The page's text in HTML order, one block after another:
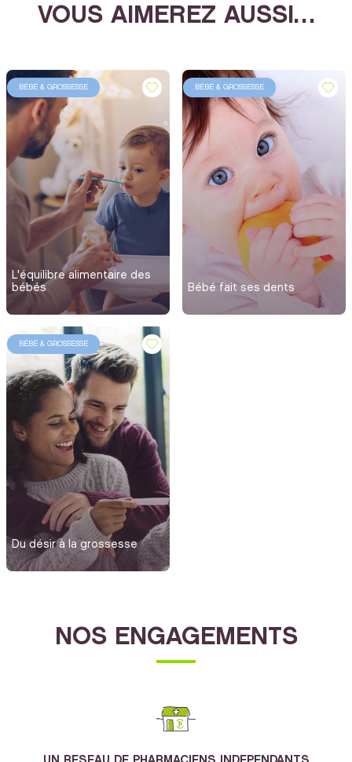
VOUS AIMEREZ AUSSI…
BÉBÉ & GROSSESSE
L'équilibre alimentaire des
bébés
BÉBÉ & GROSSESSE
Bébé fait ses dents
BÉBÉ & GROSSESSE
Du désir à la grossesse
NOS ENGAGEMENTS